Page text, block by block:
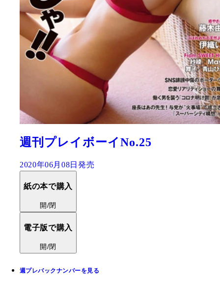
週刊プレイボーイNo.25
2020年06月08日発売
紙の本で購入
開/閉
電子版で購入
開/閉
週プレバックナンバーを見る